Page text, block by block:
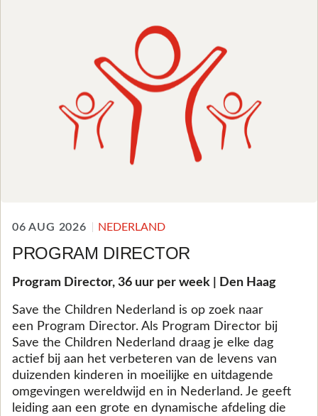
06 AUG 2026 NEDERLAND
PROGRAM DIRECTOR
Program Director, 36 uur per week | Den Haag
Save the Children Nederland is op zoek naar
een Program Director. Als Program Director bij
Save the Children Nederland draag je elke dag
actief bij aan het verbeteren van de levens van
duizenden kinderen in moeilijke en uitdagende
omgevingen wereldwijd en in Nederland. Je geeft
leiding aan een grote en dynamische afdeling die